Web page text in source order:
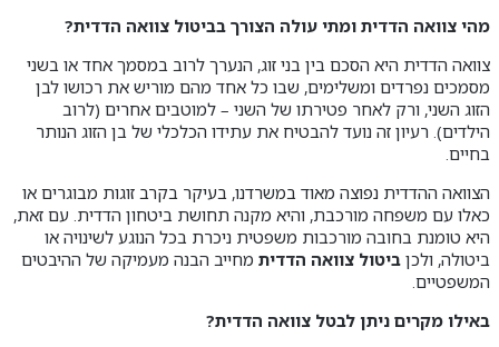
מהי צוואה הדדית ומתי עולה הצורך בביטול צוואה הדדית?
צוואה הדדית היא הסכם בין בני זוג, הנערך לרוב במסמך אחד או בשני
מסמכים נפרדים ומשלימים, שבו כל אחד מהם מוריש את רכושו לבן
הזוג השני, ורק לאחר פטירתו של השני – למוטבים אחרים (לרוב
הילדים). רעיון זה נועד להבטיח את עתידו הכלכלי של בן הזוג הנותר
בחיים.
הצוואה ההדדית נפוצה מאוד במשרדנו, בעיקר בקרב זוגות מבוגרים או
כאלו עם משפחה מורכבת, והיא מקנה תחושת ביטחון הדדית. עם זאת,
היא טומנת בחובה מורכבות משפטית ניכרת בכל הנוגע לשינויה או
ביטולה, ולכןביטול צוואה הדדיתמחייב הבנה מעמיקה של ההיבטים
המשפטיים.
באילו מקרים ניתן לבטל צוואה הדדית?